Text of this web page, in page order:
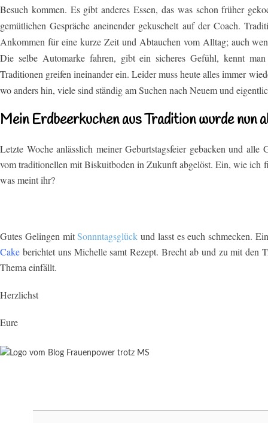
Besuch kommen. Es gibt anderes Essen, das was schon früher
gemütlichen Gespräche aneinender gekuschelt auf der Coach.
Ankommen für eine kurze Zeit und Abtauchen vom Alltag; auch
Die selbe Automarke fahren, gibt ein sicheres Gefühl, kennt
Traditionen greifen ineinander ein. Leider muss heute alles immer
wo anders hin, viele sind ständig am Suchen nach Neuem und
Mein Erdbeerkuchen aus Tradition wurde nun
Letzte Woche anlässlich meiner Geburtstagsfeier gebacken und
vom traditionellen mit Biskuitboden in Zukunft abgelöst. Ein, wie ich
was meint ihr?
Gutes Gelingen mitSonnntagsglück und lasst es euch schmecken.
Cake berichtet uns Michelle samt Rezept. Brecht ab und zu mit den
Thema einfällt.
Herzlichst
Eure